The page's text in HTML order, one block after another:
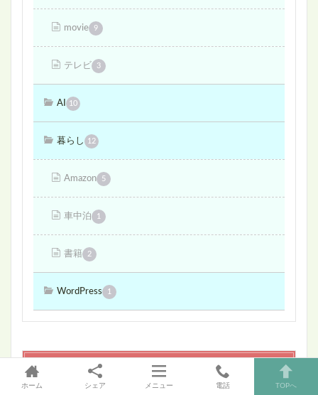
movie 9
テレビ 3
AI 10
暮らし 12
Amazon 5
車中泊 1
書籍 2
WordPress 1
最近の投稿
ホーム シェア メニュー 電話 TOPへ